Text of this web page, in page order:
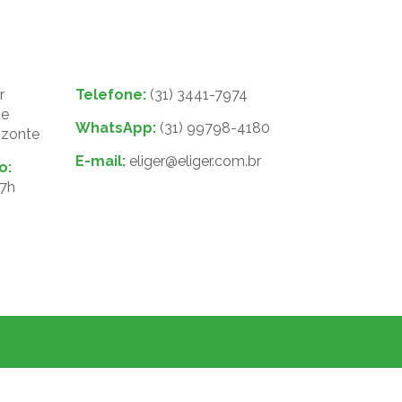
Telefone: (31) 3441-7974
WhatsApp: (31) 99798-4180
E-mail: eliger@eliger.com.br